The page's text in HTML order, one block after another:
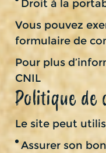
Droit à la
Vous pouvez
formulaire de
Pour plus
CNIL
Politique de
Le site peut
Assurer son